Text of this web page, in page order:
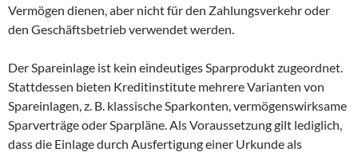
Vermögen dienen, aber nicht für den Zahlungsverkehr oder
den Geschäftsbetrieb verwendet werden.
Der Spareinlage ist kein eindeutiges Sparprodukt zugeordnet.
Stattdessen bieten Kreditinstitute mehrere Varianten von
Spareinlagen, z. B. klassische Sparkonten, vermögenswirksame
Sparverträge oder Sparpläne. Als Voraussetzung gilt lediglich,
dass die Einlage durch Ausfertigung einer Urkunde als